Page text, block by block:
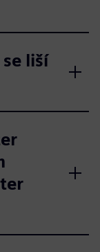
se liší